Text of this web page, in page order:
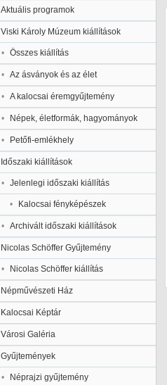
Aktuális programok
Viski Károly Múzeum kiállítások
Összes kiállítás
Az ásványok és az élet
A kalocsai éremgyűjtemény
Népek, életformák, hagyományok
Petőfi-emlékhely
Időszaki kiállítások
Jelenlegi időszaki kiállítás
Kalocsai fényképészek
Archivált időszaki kiállítások
Nicolas Schöffer Gyűjtemény
Nicolas Schöffer kiállítás
Népművészeti Ház
Kalocsai Képtár
Városi Galéria
Gyűjtemények
Néprajzi gyűjtemény